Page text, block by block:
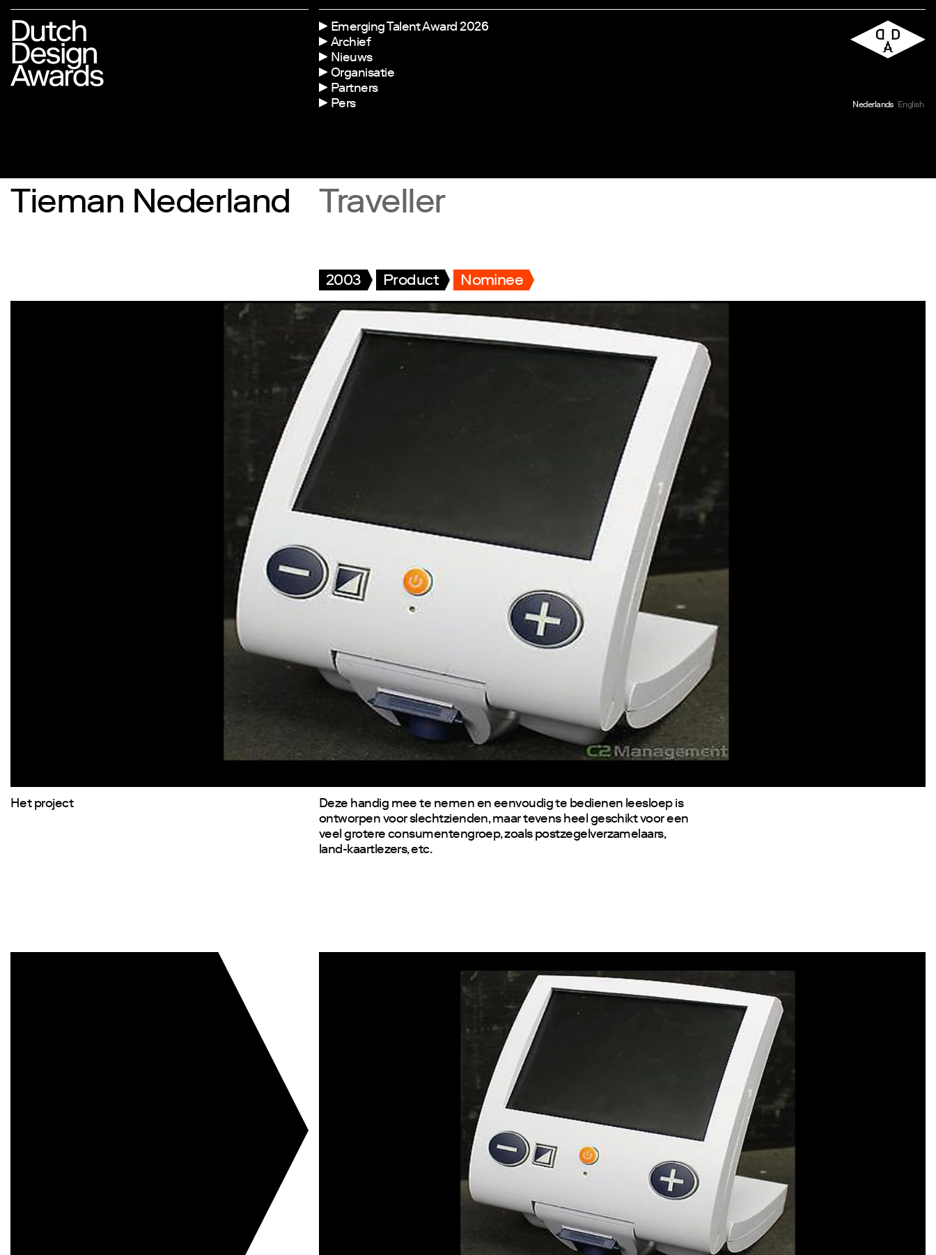
Emerging Talent Award 2026
Archief
Nieuws
Organisatie
Partners
Pers
Nederlands English
Tieman Nederland Traveller
2003 Product Nominee
Het project
Deze handig mee te nemen en eenvoudig te bedienen leesloep is
ontworpen voor slechtzienden, maar tevens heel geschikt voor een
veel grotere consumentengroep, zoals postzegelverzamelaars,
land-kaartlezers, etc.